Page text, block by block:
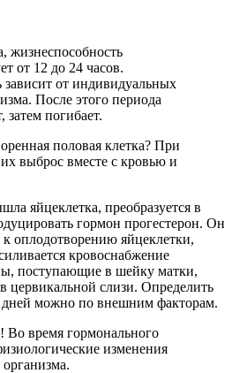
жизнеспособность
от 12 до 24 часов.
от индивидуальных
После этого периода
затем погибает.
половая клетка? При
выброс вместе с кровью и
яйцеклетка, преобразуется в
гормон прогестерон. Он
оплодотворению яйцеклетки,
кровоснабжение
поступающие в шейку матки,
цервикальной слизи. Определить
дней можно по внешним факторам.
Во время гормонального
изменения